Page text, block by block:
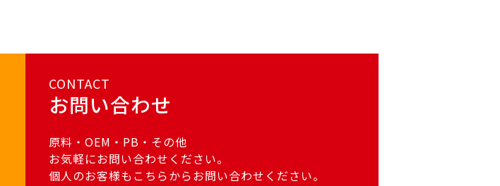
CONTACT
お問い合わせ
原料・OEM・PB・その他
お気軽にお問い合わせください。
個人のお客様もこちらからお問い合わせください。